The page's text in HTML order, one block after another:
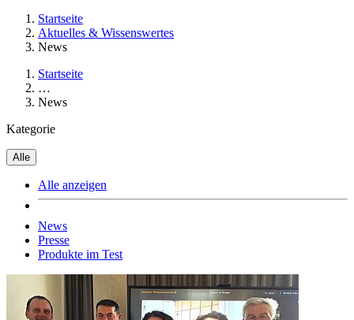
Startseite
Aktuelles & Wissenswertes
News
Startseite
…
News
Kategorie
Alle
Alle anzeigen
News
Presse
Produkte im Test